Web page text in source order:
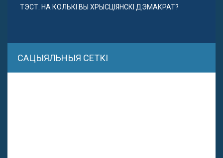
ТЭСТ. НА КОЛЬКІ ВЫ ХРЫСЦІЯНСКІ ДЭМАКРАТ?
САЦЫЯЛЬНЫЯ СЕТКІ